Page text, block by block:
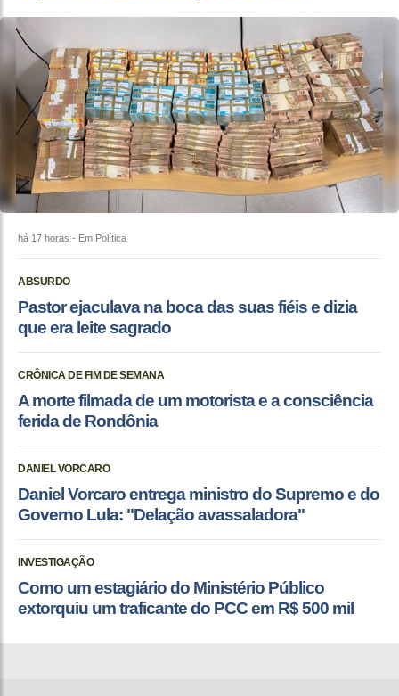
há 17 horas - Em Política
ABSURDO
Pastor ejaculava na boca das suas fiéis e dizia
que era leite sagrado
CRÔNICA DE FIM DE SEMANA
A morte filmada de um motorista e a consciência
ferida de Rondônia
DANIEL VORCARO
Daniel Vorcaro entrega ministro do Supremo e do
Governo Lula: "Delação avassaladora"
INVESTIGAÇÃO
Como um estagiário do Ministério Público
extorquiu um traficante do PCC em R$ 500 mil